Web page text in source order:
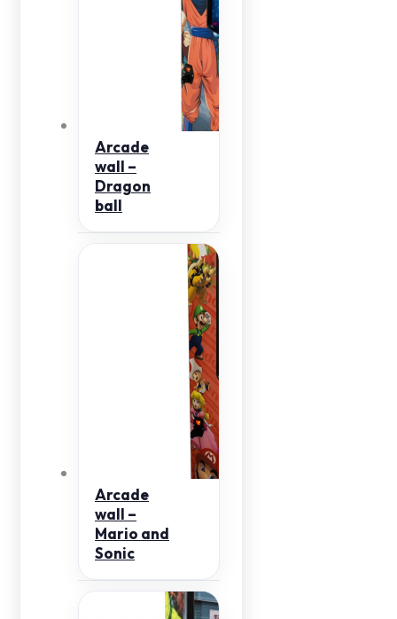
Arcade
wall –
Dragon
ball
Arcade
wall –
Mario and
Sonic